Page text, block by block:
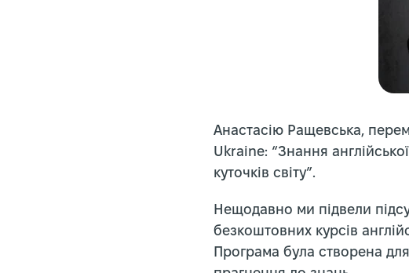
Анастасію Ращевська,
Ukraine: “Знання
куточків світу”.
Нещодавно ми підвели
безкоштовних курсів
Програма була створена